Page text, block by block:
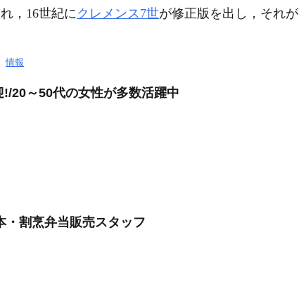
，16世紀にクレメンス7世が修正版を出し，それが
情報
20～50代の女性が多数活躍中
・割烹弁当販売スタッフ